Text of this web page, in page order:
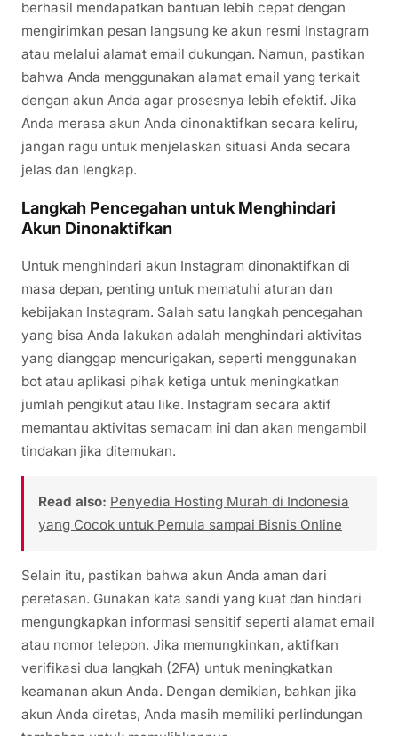
berhasil mendapatkan bantuan lebih cepat dengan
mengirimkan pesan langsung ke akun resmi Instagram
atau melalui alamat email dukungan. Namun, pastikan
bahwa Anda menggunakan alamat email yang terkait
dengan akun Anda agar prosesnya lebih efektif. Jika
Anda merasa akun Anda dinonaktifkan secara keliru,
jangan ragu untuk menjelaskan situasi Anda secara
jelas dan lengkap.
Langkah Pencegahan untuk Menghindari
Akun Dinonaktifkan
Untuk menghindari akun Instagram dinonaktifkan di
masa depan, penting untuk mematuhi aturan dan
kebijakan Instagram. Salah satu langkah pencegahan
yang bisa Anda lakukan adalah menghindari aktivitas
yang dianggap mencurigakan, seperti menggunakan
bot atau aplikasi pihak ketiga untuk meningkatkan
jumlah pengikut atau like. Instagram secara aktif
memantau aktivitas semacam ini dan akan mengambil
tindakan jika ditemukan.
Read also: Penyedia Hosting Murah di Indonesia
yang Cocok untuk Pemula sampai Bisnis Online
Selain itu, pastikan bahwa akun Anda aman dari
peretasan. Gunakan kata sandi yang kuat dan hindari
mengungkapkan informasi sensitif seperti alamat email
atau nomor telepon. Jika memungkinkan, aktifkan
verifikasi dua langkah (2FA) untuk meningkatkan
keamanan akun Anda. Dengan demikian, bahkan jika
akun Anda diretas, Anda masih memiliki perlindungan